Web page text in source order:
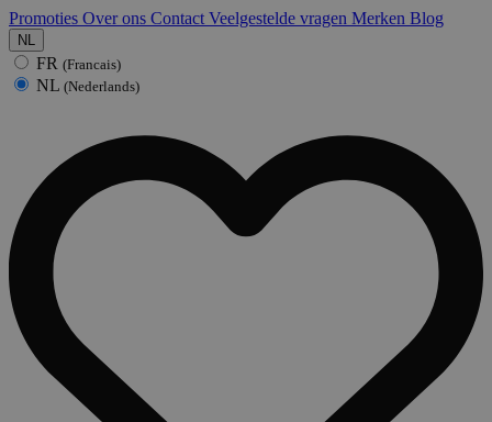
Promoties Over ons Contact Veelgestelde vragen Merken Blog
NL
FR (Francais)
NL (Nederlands)